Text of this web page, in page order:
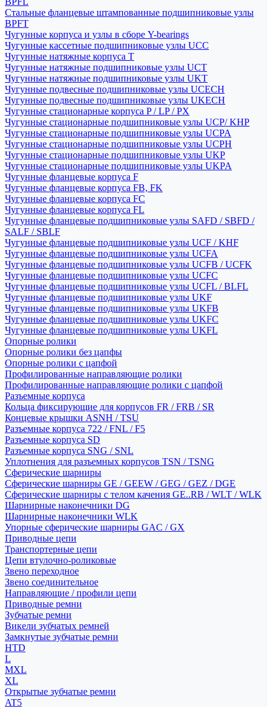
Стальные фланцевые штампованные подшипниковые узлы
BPFT
Чугунные корпуса и узлы в сборе Y-bearings
Чугунные кассетные подшипниковые узлы UCC
Чугунные натяжные корпуса T
Чугунные натяжные подшипниковые узлы UCT
Чугунные натяжные подшипниковые узлы UKT
Чугунные подвесные подшипниковые узлы UCECH
Чугунные подвесные подшипниковые узлы UKECH
Чугунные стационарные корпуса P / LP / PX
Чугунные стационарные подшипниковые узлы UCP/ KHP
Чугунные стационарные подшипниковые узлы UCPA
Чугунные стационарные подшипниковые узлы UCPH
Чугунные стационарные подшипниковые узлы UKP
Чугунные стационарные подшипниковые узлы UKPA
Чугунные фланцевые корпуса F
Чугунные фланцевые корпуса FB, FK
Чугунные фланцевые корпуса FC
Чугунные фланцевые корпуса FL
Чугунные фланцевые подшипниковые узлы SAFD / SBFD /
SALF / SBLF
Чугунные фланцевые подшипниковые узлы UCF / KHF
Чугунные фланцевые подшипниковые узлы UCFA
Чугунные фланцевые подшипниковые узлы UCFB / UCFK
Чугунные фланцевые подшипниковые узлы UCFC
Чугунные фланцевые подшипниковые узлы UCFL / BLFL
Чугунные фланцевые подшипниковые узлы UKF
Чугунные фланцевые подшипниковые узлы UKFB
Чугунные фланцевые подшипниковые узлы UKFC
Чугунные фланцевые подшипниковые узлы UKFL
Опорные ролики
Опорные ролики без цапфы
Опорные ролики с цапфой
Профилированные направляющие ролики
Профилированные направляющие ролики с цапфой
Разъемные корпуса
Кольца фиксирующие для корпусов FR / FRB / SR
Концевые крышки ASNH / TSU
Разъемные корпуса 722 / FNL / F5
Разъемные корпуса SD
Разъемные корпуса SNG / SNL
Уплотнения для разъемных корпусов TSN / TSNG
Сферические шарниры
Сферические шарниры GE / GEEW / GEG / GEZ / DGE
Сферические шарниры с телом качения GE..RB / WLT / WLK
Шарнирные наконечники DG
Шарнирные наконечники WLK
Упорные сферические шарниры GAC / GX
Приводные цепи
Транспортерные цепи
Цепи втулочно-роликовые
Звено переходное
Звено соединительное
Направляющие / профили цепи
Приводные ремни
Зубчатые ремни
Викели зубчатых ремней
Замкнутые зубчатые ремни
HTD
L
MXL
XL
Открытые зубчатые ремни
AT5